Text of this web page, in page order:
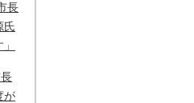
長
氏
が